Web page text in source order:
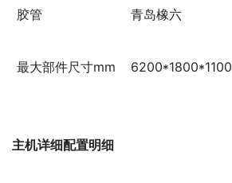
胶管 青岛橡六
最大部件尺寸mm 6200*1800*1100
主机详细配置明细